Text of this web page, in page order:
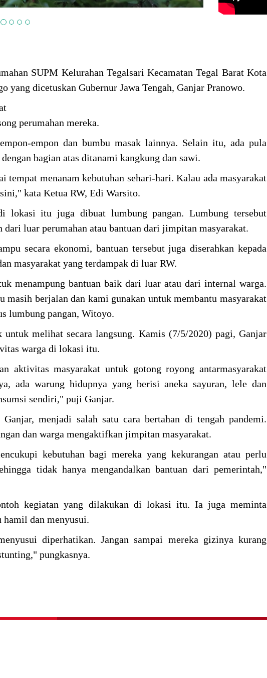
SUPM Kelurahan Tegalsari Kecamatan Tegal Barat Kota
yang dicetuskan Gubernur Jawa Tengah, Ganjar Pranowo.
perumahan mereka.
empon dan bumbu masak lainnya. Selain itu, ada pula
bagian atas ditanami kangkung dan sawi.
tempat menanam kebutuhan sehari-hari. Kalau ada masyarakat
kata Ketua RW, Edi Warsito.
lokasi itu juga dibuat lumbung pangan. Lumbung tersebut
dari luar perumahan atau bantuan dari jimpitan masyarakat.
secara ekonomi, bantuan tersebut juga diserahkan kepada
masyarakat yang terdampak di luar RW.
menampung bantuan baik dari luar atau dari internal warga.
berjalan dan kami gunakan untuk membantu masyarakat
lumbung pangan, Witoyo.
melihat secara langsung. Kamis (7/5/2020) pagi, Ganjar
warga di lokasi itu.
aktivitas masyarakat untuk gotong royong antarmasyarakat
ada warung hidupnya yang berisi aneka sayuran, lele dan
sendiri," puji Ganjar.
menjadi salah satu cara bertahan di tengah pandemi.
dan warga mengaktifkan jimpitan masyarakat.
kebutuhan bagi mereka yang kekurangan atau perlu
tidak hanya mengandalkan bantuan dari pemerintah,"
kegiatan yang dilakukan di lokasi itu. Ia juga meminta
hamil dan menyusui.
diperhatikan. Jangan sampai mereka gizinya kurang
pungkasnya.